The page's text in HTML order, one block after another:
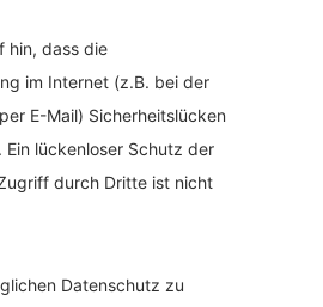
hin, dass die
im Internet (z.B. bei der
E-Mail) Sicherheitslücken
Ein lückenloser Schutz der
durch Dritte ist nicht
Datenschutz zu